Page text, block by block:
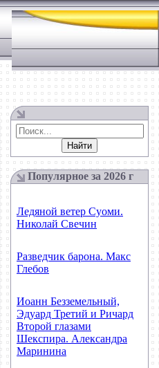
Популярное за 2026 г
Ледяной ветер Суоми.
Николай Свечин
Разведчик барона. Макс
Глебов
Иоанн Безземельный,
Эдуард Третий и Ричард
Второй глазами
Шекспира. Александра
Маринина